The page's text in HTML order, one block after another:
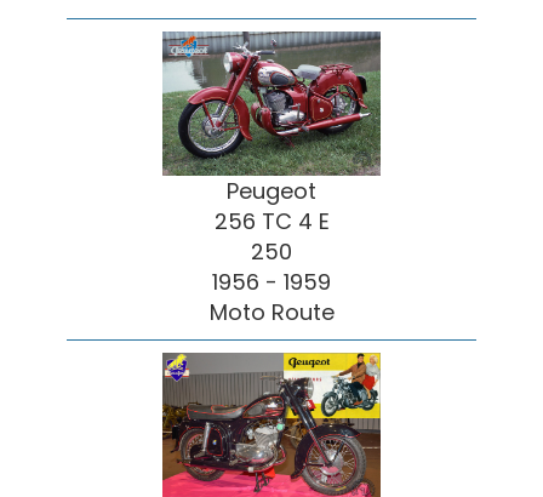
Peugeot
256 TC 4 E
250
1956 - 1959
Moto Route